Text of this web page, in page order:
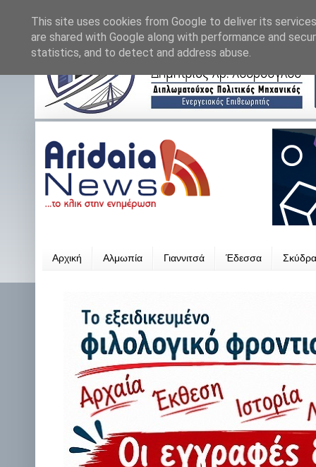
Αρχική Αλμωπία Γιαννιτσά Έδεσσα Σκύδρα
This site uses cookies from Google to deliver its
are shared with Google along with performance and
statistics, and to detect and address abuse.